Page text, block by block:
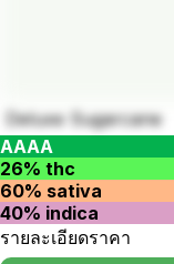
Deluxe Sugarcane
AAAA
26% thc
60% sativa
40% indica
รายละเอียดราคา